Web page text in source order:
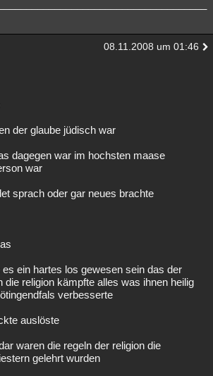
08.11.2008 um 01:46
der glaube jüdisch war
dagegen war im hochsten maase
war
sprach oder gar neues brachte
ein hartes los gewesen sein das der
die religion kämpfte alles was ihnen heilig
verbesserte
auslöste
waren die regeln der religion die
gelehrt wurden